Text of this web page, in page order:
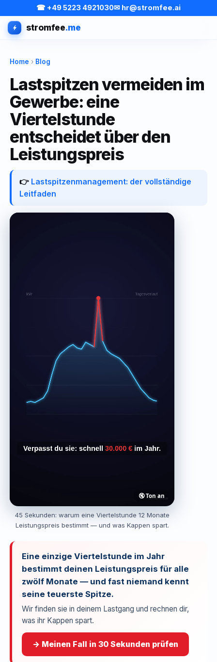
☎ +49 5223 4921030✉ hr@stromfee.ai
stromfee.me
Home › Blog
Lastspitzen vermeiden im
Gewerbe: eine
Viertelstunde
entscheidet über den
Leistungspreis
👉 Lastspitzenmanagement: der vollständige
Leitfaden
🔇 Ton an
45 Sekunden: warum eine Viertelstunde 12 Monate
Leistungspreis bestimmt — und was Kappen spart.
Eine einzige Viertelstunde im Jahr
bestimmt deinen Leistungspreis für alle
zwölf Monate — und fast niemand kennt
seine teuerste Spitze.
Wir finden sie in deinem Lastgang und rechnen dir,
was ihr Kappen spart.
→ Meinen Fall in 30 Sekunden prüfen